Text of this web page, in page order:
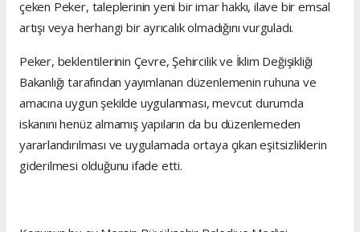
çeken Peker, taleplerinin yeni bir imar hakkı, ilave bir emsal
artışı veya herhangi bir ayrıcalık olmadığını vurguladı.
Peker, beklentilerinin Çevre, Şehircilik ve İklim Değişikliği
Bakanlığı tarafından yayımlanan düzenlemenin ruhuna ve
amacına uygun şekilde uygulanması, mevcut durumda
iskanını henüz almamış yapıların da bu düzenlemeden
yararlandırılması ve uygulamada ortaya çıkan eşitsizliklerin
giderilmesi olduğunu ifade etti.